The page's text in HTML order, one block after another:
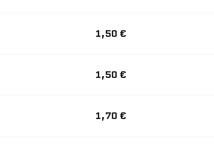
1,50 €
1,50 €
1,70 €